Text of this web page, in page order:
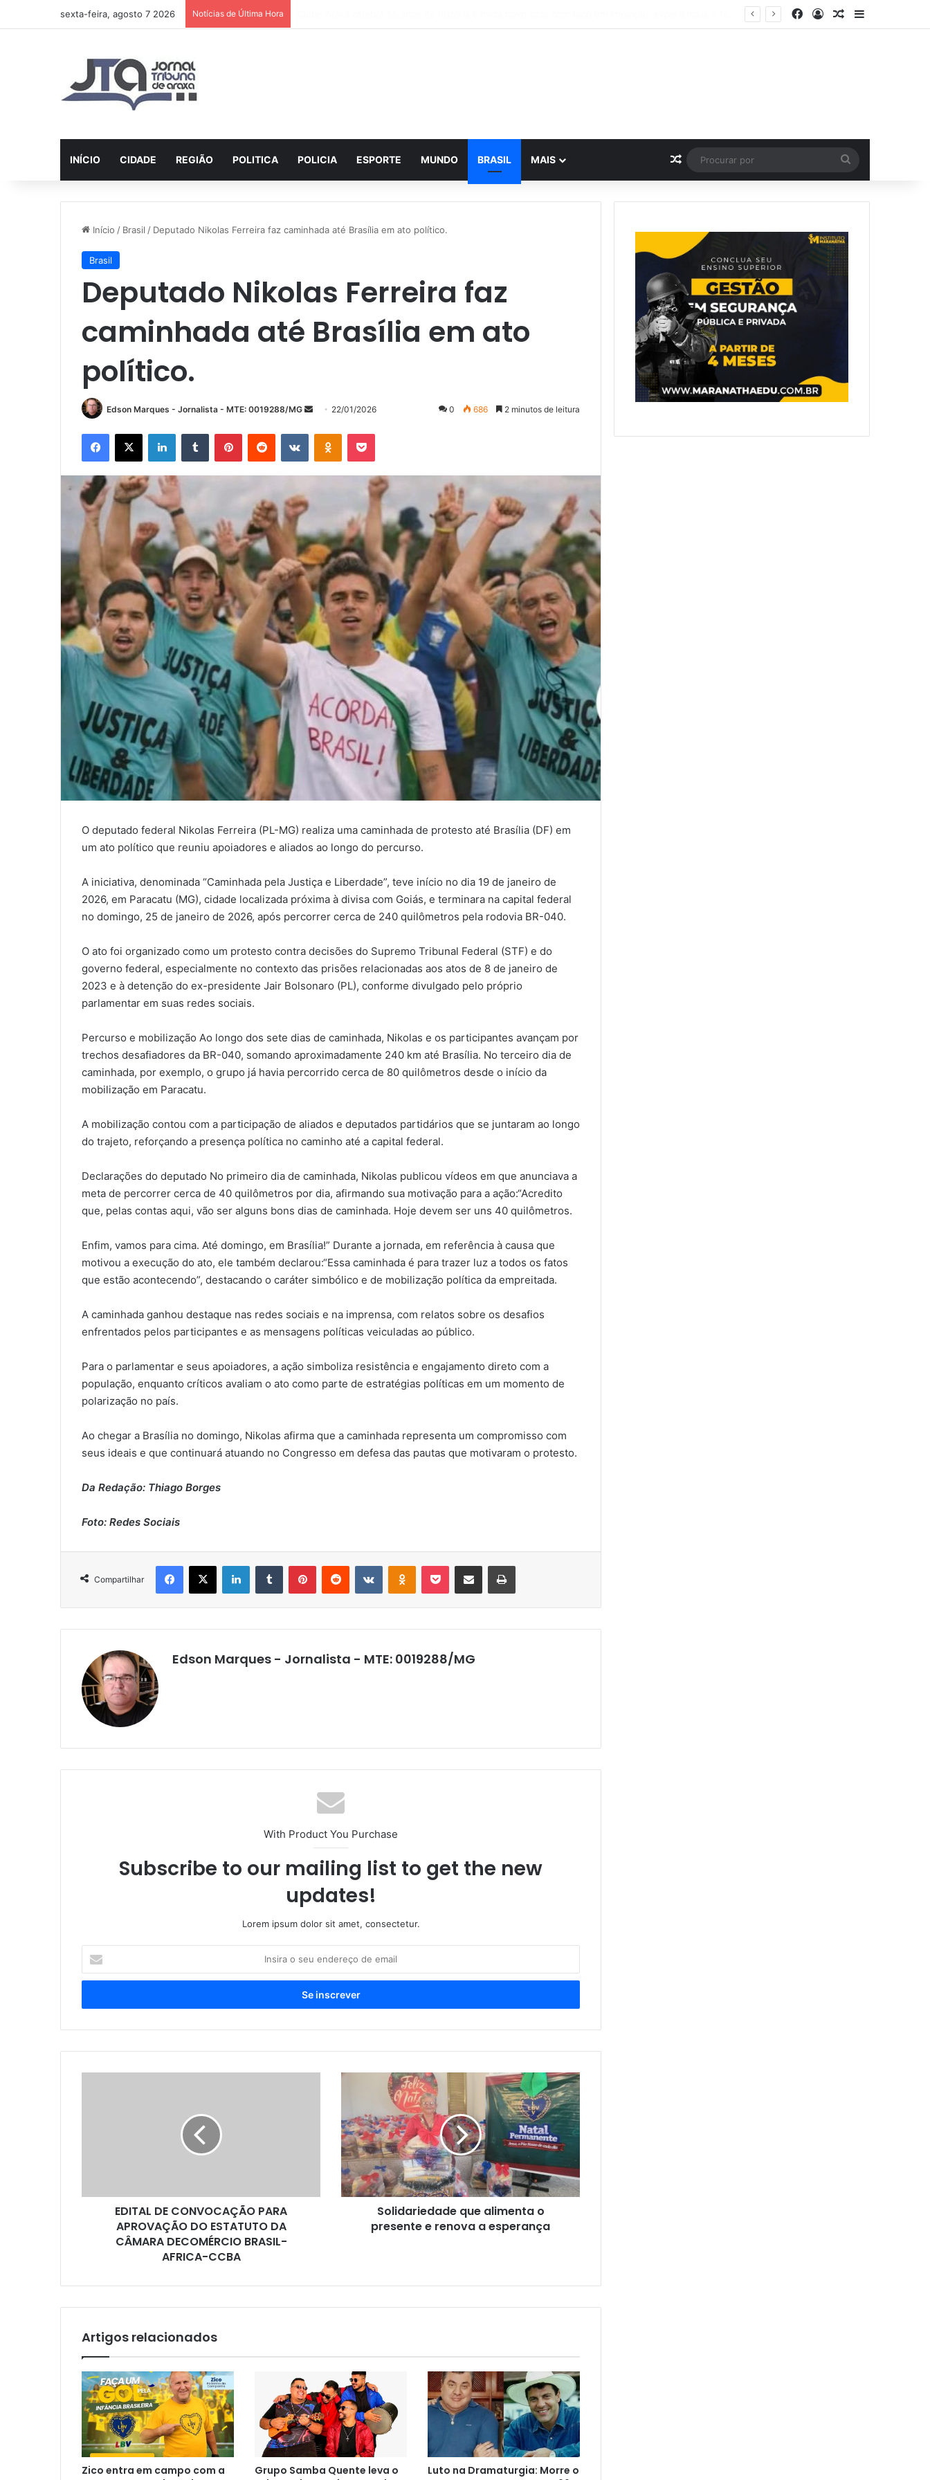
sexta-feira, agosto 7 2026 Notícias de Última Hora Facebook
EntrarArtigo aleatório
Barra Lateral
INÍCIO CIDADE REGIÃO POLITICA POLICIA ESPORTE MUNDO BRASIL MAIS Artigo aleatório
por
Início / Brasil / Deputado Nikolas Ferreira faz caminhada até Brasília em ato político.
Brasil
Deputado Nikolas Ferreira faz
caminhada até Brasília em ato
político.
Edson Marques - Jornalista - MTE: 0019288/MG
Mande
mail
22/01/2026 0 686 2 minutos de leitura
Facebook
X LinkedinTumblr PinterestReddit VK OK Pocket
O deputado federal Nikolas Ferreira (PL-MG) realiza uma caminhada de protesto até Brasília (DF) em
um ato político que reuniu apoiadores e aliados ao longo do percurso.
A iniciativa, denominada “Caminhada pela Justiça e Liberdade”, teve início no dia 19 de janeiro de
2026, em Paracatu (MG), cidade localizada próxima à divisa com Goiás, e terminara na capital federal
no domingo, 25 de janeiro de 2026, após percorrer cerca de 240 quilômetros pela rodovia BR-040.
O ato foi organizado como um protesto contra decisões do Supremo Tribunal Federal (STF) e do
governo federal, especialmente no contexto das prisões relacionadas aos atos de 8 de janeiro de
2023 e à detenção do ex-presidente Jair Bolsonaro (PL), conforme divulgado pelo próprio
parlamentar em suas redes sociais.
Percurso e mobilização Ao longo dos sete dias de caminhada, Nikolas e os participantes avançam por
trechos desafiadores da BR-040, somando aproximadamente 240 km até Brasília. No terceiro dia de
caminhada, por exemplo, o grupo já havia percorrido cerca de 80 quilômetros desde o início da
mobilização em Paracatu.
A mobilização contou com a participação de aliados e deputados partidários que se juntaram ao longo
do trajeto, reforçando a presença política no caminho até a capital federal.
Declarações do deputado No primeiro dia de caminhada, Nikolas publicou vídeos em que anunciava a
meta de percorrer cerca de 40 quilômetros por dia, afirmando sua motivação para a ação:“Acredito
que, pelas contas aqui, vão ser alguns bons dias de caminhada. Hoje devem ser uns 40 quilômetros.
Enfim, vamos para cima. Até domingo, em Brasília!” Durante a jornada, em referência à causa que
motivou a execução do ato, ele também declarou:“Essa caminhada é para trazer luz a todos os fatos
que estão acontecendo”, destacando o caráter simbólico e de mobilização política da empreitada.
A caminhada ganhou destaque nas redes sociais e na imprensa, com relatos sobre os desafios
enfrentados pelos participantes e as mensagens políticas veiculadas ao público.
Para o parlamentar e seus apoiadores, a ação simboliza resistência e engajamento direto com a
população, enquanto críticos avaliam o ato como parte de estratégias políticas em um momento de
polarização no país.
Ao chegar a Brasília no domingo, Nikolas afirma que a caminhada representa um compromisso com
seus ideais e que continuará atuando no Congresso em defesa das pautas que motivaram o protesto.
Da Redação: Thiago Borges
Foto: Redes Sociais
Compartilhar
Facebook
X LinkedinTumblr PinterestReddit VK OK Pocket Compartilhar via e-mail Imprimir
Edson Marques - Jornalista - MTE: 0019288/MG
With Product You Purchase
Subscribe to our mailing list to get the new
updates!
Lorem ipsum dolor sit amet, consectetur.
seu
de
CÂMARA
DECOMÉRCIO
AFRICA-
EDITAL DE CONVOCAÇÃO PARA
APROVAÇÃO DO ESTATUTO DA
CÂMARA DECOMÉRCIO BRASIL-
AFRICA-CCBA
Solidariedade
o
presente
e
renova
a
esperança
Solidariedade que alimenta o
presente e renova a esperança
Artigos relacionados
Zico entra em campo com a
Grupo Samba Quente leva o
Luto na Dramaturgia: Morre o